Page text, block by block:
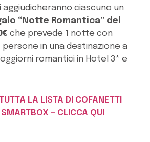
aggiudicheranno ciascuno un
“Notte Romantica” del
che prevede 1 notte con
in una destinazione a
romantici in Hotel 3* e
LA LISTA DI COFANETTI
SMARTBOX – CLICCA QUI